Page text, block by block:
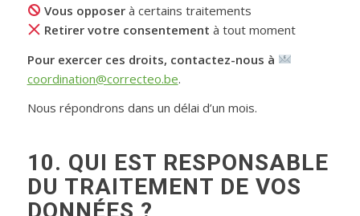
Vous opposerà certains traitements
Retirer votre consentement à tout moment
Pour exercer ces droits, contactez-nous à
coordination@correcteo.be.
Nous répondrons dans un délai d’un mois.
10. QUI EST RESPONSABLE
DU TRAITEMENT DE VOS